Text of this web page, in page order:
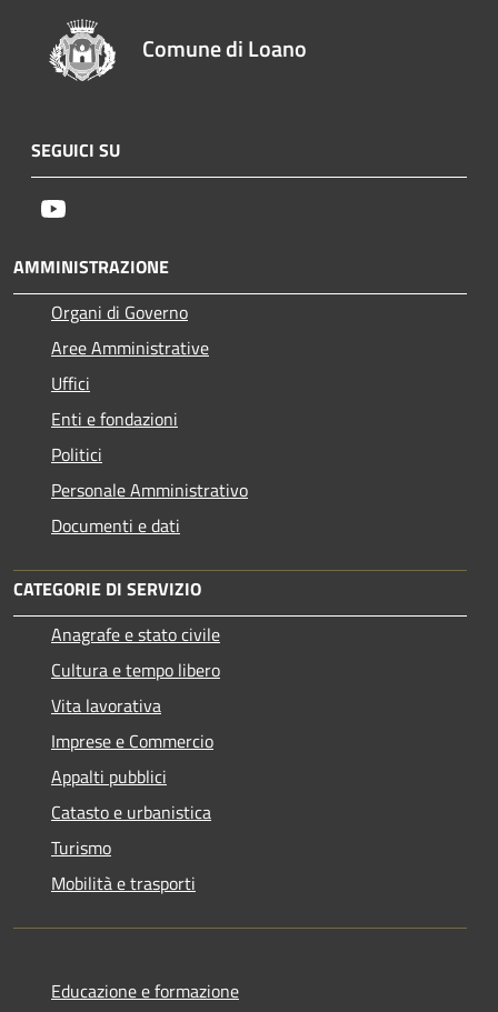
Comune di Loano
SEGUICI SU
AMMINISTRAZIONE
Organi di Governo
Aree Amministrative
Uffici
Enti e fondazioni
Politici
Personale Amministrativo
Documenti e dati
CATEGORIE DI SERVIZIO
Anagrafe e stato civile
Cultura e tempo libero
Vita lavorativa
Imprese e Commercio
Appalti pubblici
Catasto e urbanistica
Turismo
Mobilità e trasporti
Educazione e formazione